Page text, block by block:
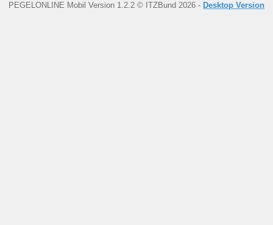
PEGELONLINE Mobil Version 1.2.2 © ITZBund 2026 - Desktop Version